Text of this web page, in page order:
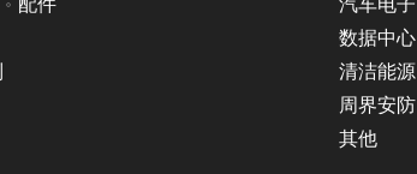
数据中心
清洁能源
周界安防
其他